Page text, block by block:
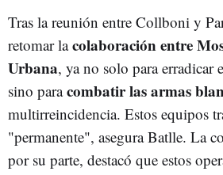
Tras la reunión entre Collboni y
retomar lacolaboración entre
Urbana, ya no solo para erradicar
sino paracombatir las armas
multirreincidencia. Estos equipos
"permanente", asegura Batlle. La
por su parte, destacó que estos